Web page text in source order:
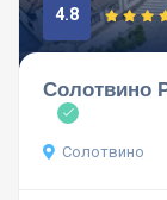
4.8
Солотвино
Солотвино